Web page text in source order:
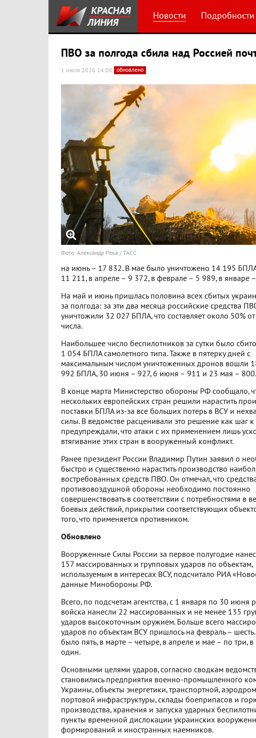
Новости Подробности
ПВО за полгода сбила над Россией
1 июля 2026 14:00 обновлено
Фото: Александр Река / ТАСС
на июнь – 17 832. В мае было уничтожено 14 195
11 211, в апреле – 9 372, в феврале – 5 989, в январе
На май и июнь пришлась половина всех сбитых
за полгода: за эти два месяца российские средства
уничтожили 32 027 БПЛА, что составляет около 50%
числа.
Наибольшее число беспилотников за сутки было
1 054 БПЛА самолетного типа. Также в пятерку дней с
максимальным числом уничтоженных дронов вошли
992 БПЛА, 30 июня – 927, 6 июня – 911 и 23 мая – 800.
В конце марта Министерство обороны РФ сообщало,
нескольких европейских стран решили нарастить
поставки БПЛА из-за все больших потерь в ВСУ и
силы. В ведомстве расценивали это решение как шаг к
предупреждали, что атаки с их применением лишь
втягивание этих стран в вооруженный конфликт.
Ранее президент России Владимир Путин заявил о
быстро и существенно нарастить производство
востребованных средств ПВО. Он отмечал, что
противовоздушной обороны необходимо постоянно
совершенствовать в соответствии с потребностями в
боевых действий, прикрытии соответствующих
того, что применяется противником.
Обновлено
Вооруженные Силы России за первое полугодие
157 массированных и групповых ударов по объектам,
используемым в интересах ВСУ, подсчитало РИА
данные Минобороны РФ.
Всего, по подсчетам агентства, с 1 января по 30 июня
войска нанесли 22 массированных и не менее 135
ударов высокоточным оружием. Больше всего
ударов по объектам ВСУ пришлось на февраль –
было пять, в марте – четыре, в апреле и мае – по три,
один.
Основными целями ударов, согласно сводкам
становились предприятия военно-промышленного
Украины, объекты энергетики, транспортной,
портовой инфраструктуры, склады боеприпасов и
производства, хранения и запуска ударных
пункты временной дислокации украинских
формирований и иностранных наемников.